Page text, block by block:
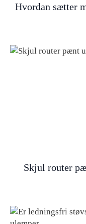
Hvordan sætter
Skjul router